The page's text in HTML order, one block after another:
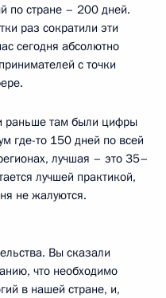
по стране – 200 дней.
раз сократили эти
сегодня абсолютно
с точки
раньше там были цифры
где-то 150 дней по всей
лучшая – это 35–
лучшей практикой,
не жалуются.
Вы сказали
что необходимо
в нашей стране, и,